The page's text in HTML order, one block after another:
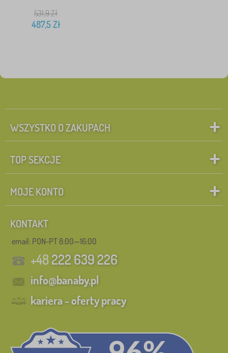
531,9Zł
487,5Zł
WSZYSTKO O ZAKUPACH
TOP SEKCJE
MOJE KONTO
KONTAKT
email: PON-PT 8:00—16:00
+48222 639 226
info@banaby.pl
kariera - oferty pracy